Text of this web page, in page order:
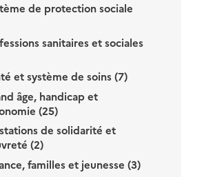
de protection sociale
sanitaires et sociales
et système de soins(7)
âge, handicap et
(25)
de solidarité et
(2)
familles et jeunesse (3)